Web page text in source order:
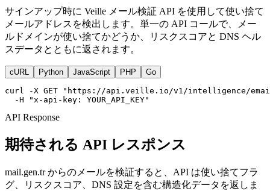
サインアップ時に Veille メール検証 API を使用して使い捨て
メールアドレスを検出します。単一の API コールで、メー
ルドメインが使い捨てかどうか、リスクスコアと DNS ヘル
スデータとともに返されます。
cURL Python JavaScript PHP Go
curl -X GET "https://api.veille.io/v1/intelligence/
  -H "x-api-key: YOUR_API_KEY"
API Response
期待される API レスポンス
mail.gen.tr からのメールを検証すると、API は使い捨てフラ
グ、リスクスコア、DNS 設定を含む構造化データを返しま